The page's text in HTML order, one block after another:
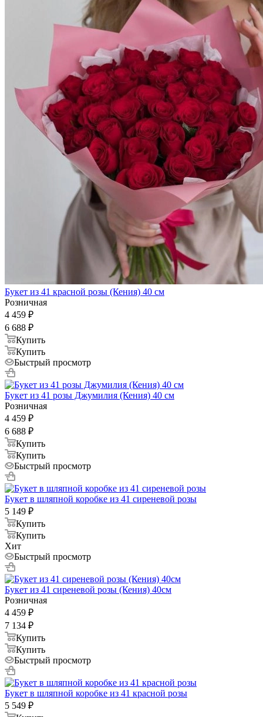
Букет из 41 красной розы (Кения) 40 см
Розничная
4 459 ₽
6 688 ₽
Купить
Купить
Быстрый просмотр
Букет из 41 розы Джумилия (Кения) 40 см
Розничная
4 459 ₽
6 688 ₽
Купить
Купить
Быстрый просмотр
Букет в шляпной коробке из 41 сиреневой розы
5 149 ₽
Купить
Купить
Хит
Быстрый просмотр
Букет из 41 сиреневой розы (Кения) 40см
Розничная
4 459 ₽
7 134 ₽
Купить
Купить
Быстрый просмотр
Букет в шляпной коробке из 41 красной розы
5 549 ₽